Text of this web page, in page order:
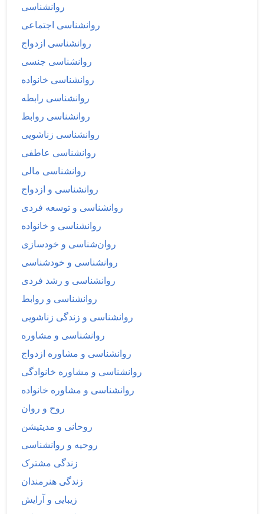
روانشناسی
روانشناسی اجتماعی
روانشناسی ازدواج
روانشناسی جنسی
روانشناسی خانواده
روانشناسی رابطه
روانشناسی روابط
روانشناسی زناشویی
روانشناسی عاطفی
روانشناسی مالی
روانشناسی و ازدواج
روانشناسی و توسعه فردی
روانشناسی و خانواده
روان‌شناسی و خودسازی
روانشناسی و خودشناسی
روانشناسی و رشد فردی
روانشناسی و روابط
روانشناسی و زندگی زناشویی
روانشناسی و مشاوره
روانشناسی و مشاوره ازدواج
روانشناسی و مشاوره خانوادگی
روانشناسی و مشاوره خانواده
روح و روان
روحانی و مدیتیشن
روحیه و روانشناسی
زندگی مشترک
زندگی هنرمندان
زیبایی و آرایش